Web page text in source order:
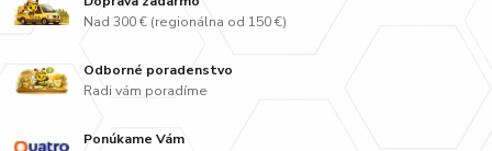
Nad 300 € (regionálna od 150 €)
Odborné poradenstvo
Radi vám poradíme
Ponúkame Vám